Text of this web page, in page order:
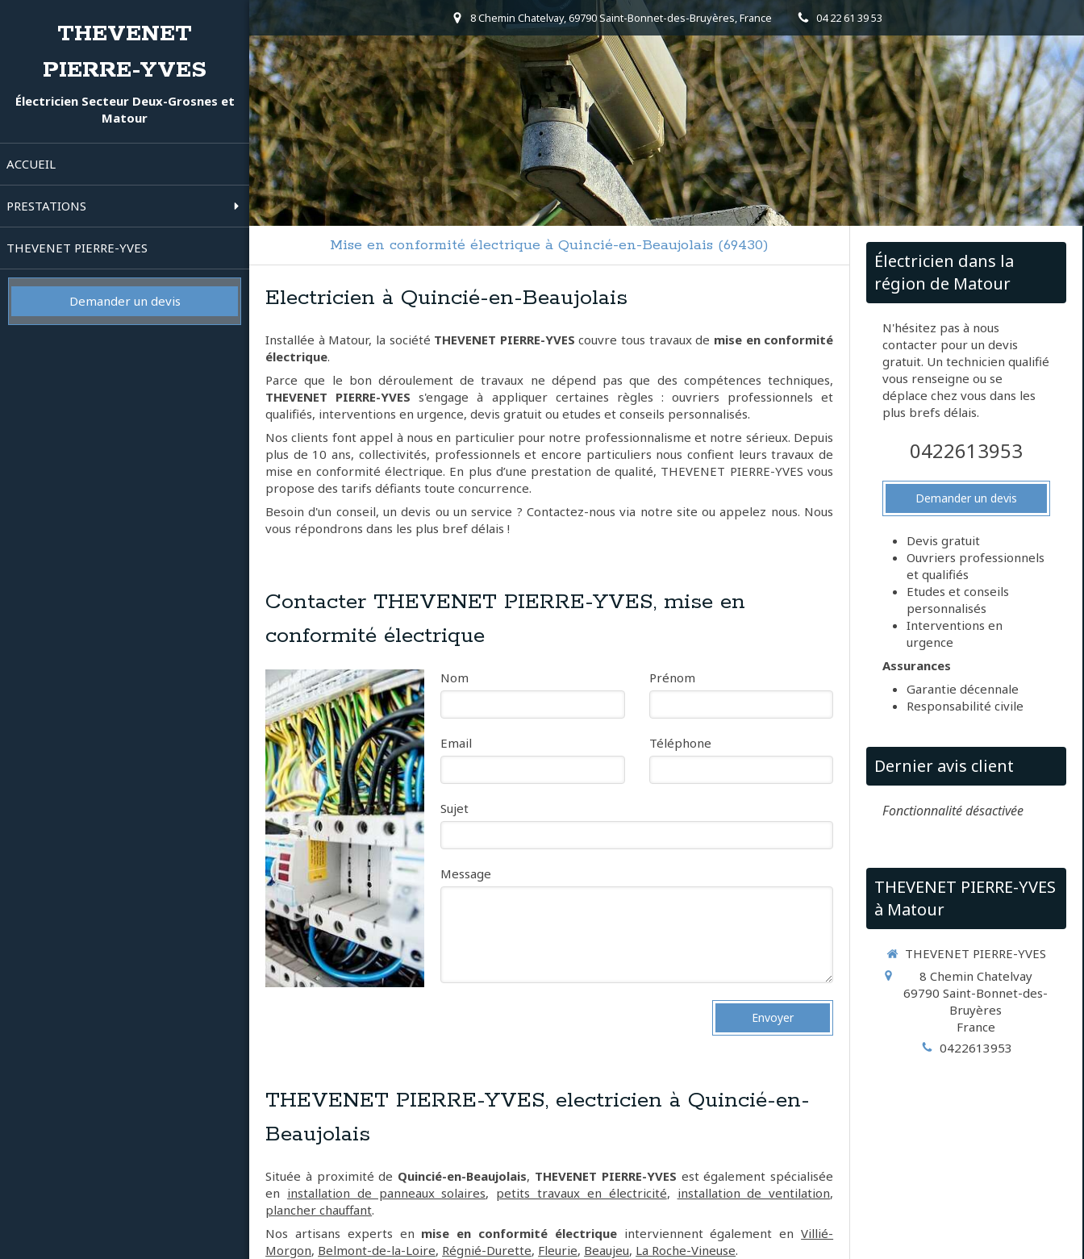
THEVENET
PIERRE-YVES
Électricien Secteur Deux-Grosnes et
Matour
ACCUEIL
PRESTATIONS
THEVENET PIERRE-YVES
Demander un devis
8 Chemin Chatelvay, 69790 Saint-Bonnet-des-Bruyères, France 04 22 61 39 53
Mise en conformité électrique à Quincié-en-Beaujolais (69430)
Electricien à Quincié-en-Beaujolais
Installée à Matour, la société THEVENET PIERRE-YVES couvre tous travaux de mise en conformité
électrique.
Parce que le bon déroulement de travaux ne dépend pas que des compétences techniques,
THEVENET PIERRE-YVES s'engage à appliquer certaines règles : ouvriers professionnels et
qualifiés, interventions en urgence, devis gratuit ou etudes et conseils personnalisés.
Nos clients font appel à nous en particulier pour notre professionnalisme et notre sérieux. Depuis
plus de 10 ans, collectivités, professionnels et encore particuliers nous confient leurs travaux de
mise en conformité électrique. En plus d’une prestation de qualité, THEVENET PIERRE-YVES vous
propose des tarifs défiants toute concurrence.
Besoin d'un conseil, un devis ou un service ? Contactez-nous via notre site ou appelez nous. Nous
vous répondrons dans les plus bref délais !
Contacter THEVENET PIERRE-YVES, mise en
conformité électrique
Nom Prénom
Email Téléphone
Sujet
Message
Envoyer
THEVENET PIERRE-YVES, electricien à Quincié-en-
Beaujolais
Située à proximité de Quincié-en-Beaujolais, THEVENET PIERRE-YVES est également spécialisée
en installation de panneaux solaires, petits travaux en électricité, installation de ventilation,
plancher chauffant.
Nos artisans experts en mise en conformité électriqueinterviennent également enVillié-
Morgon, Belmont-de-la-Loire, Régnié-Durette, Fleurie, Beaujeu, La Roche-Vineuse.
Électricien dans la
région de Matour
N'hésitez pas à nous
contacter pour un devis
gratuit. Un technicien qualifié
vous renseigne ou se
déplace chez vous dans les
plus brefs délais.
0422613953
Demander un devis
Devis gratuit
Ouvriers professionnels
et qualifiés
Etudes et conseils
personnalisés
Interventions en
urgence
Assurances
Garantie décennale
Responsabilité civile
Dernier avis client
Fonctionnalité désactivée
THEVENET PIERRE-YVES
à Matour
THEVENET PIERRE-YVES
8 Chemin Chatelvay
69790 Saint-Bonnet-des-
Bruyères
France
0422613953